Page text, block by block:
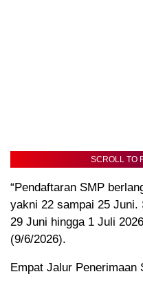
SCROLL TO
“Pendaftaran SMP
yakni 22 sampai 25 Juni.
29 Juni hingga 1 Juli
(9/6/2026).
Empat Jalur Penerimaan